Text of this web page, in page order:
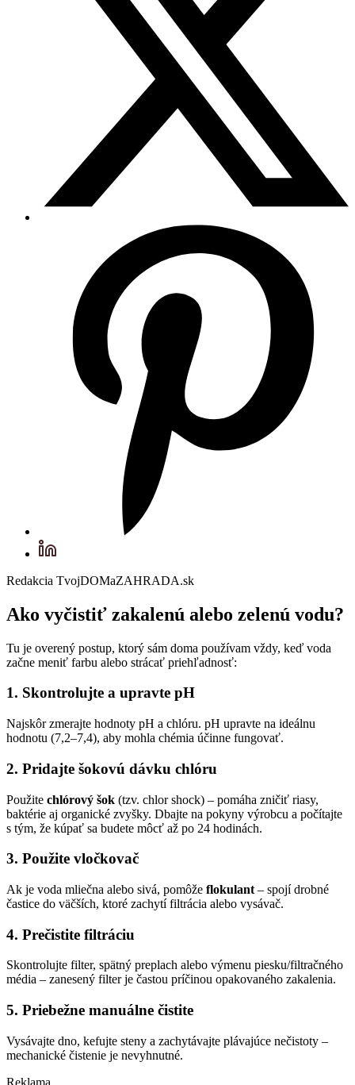
Redakcia TvojDOMaZAHRADA.sk
Ako vyčistiť zakalenú alebo zelenú vodu?
Tu je overený postup, ktorý sám doma používam vždy, keď voda
začne meniť farbu alebo strácať priehľadnosť:
1. Skontrolujte a upravte pH
Najskôr zmerajte hodnoty pH a chlóru. pH upravte na ideálnu
hodnotu (7,2–7,4), aby mohla chémia účinne fungovať.
2. Pridajte šokovú dávku chlóru
Použite chlórový šok (tzv. chlor shock) – pomáha zničiť riasy,
baktérie aj organické zvyšky. Dbajte na pokyny výrobcu a počítajte
s tým, že kúpať sa budete môcť až po 24 hodinách.
3. Použite vločkovač
Ak je voda mliečna alebo sivá, pomôže flokulant – spojí drobné
častice do väčších, ktoré zachytí filtrácia alebo vysávač.
4. Prečistite filtráciu
Skontrolujte filter, spätný preplach alebo výmenu piesku/filtračného
média – zanesený filter je častou príčinou opakovaného zakalenia.
5. Priebežne manuálne čistite
Vysávajte dno, kefujte steny a zachytávajte plávajúce nečistoty –
mechanické čistenie je nevyhnutné.
Reklama